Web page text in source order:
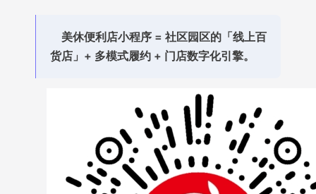
美休便利店小程序 = 社区园区的「线上百
货店」+ 多模式履约 + 门店数字化引擎。